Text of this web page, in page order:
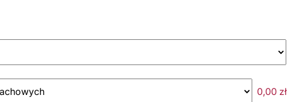
0,00 zł